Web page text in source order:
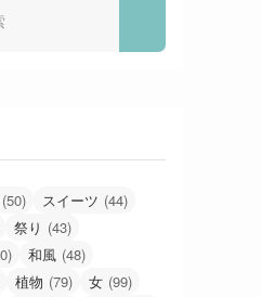
(50) スイーツ (44)
祭り (43)
和風 (48)
植物 (79) 女 (99)